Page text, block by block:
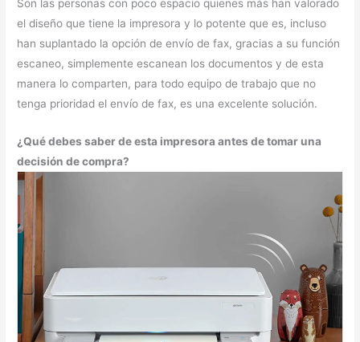
Son las personas con poco espacio quienes más han valorado
el diseño que tiene la impresora y lo potente que es, incluso
han suplantado la opción de envío de fax, gracias a su función
escaneo, simplemente escanean los documentos y de esta
manera lo comparten, para todo equipo de trabajo que no
tenga prioridad el envío de fax, es una excelente solución.
¿Qué debes saber de esta impresora antes de tomar una
decisión de compra?